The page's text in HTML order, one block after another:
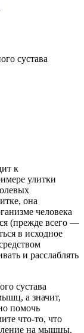
сустава
к
улитки
она
человека
(прежде всего —
в исходное
и расслаблять
сустава
а значит,
помочь
что-то, что
на мышцы.